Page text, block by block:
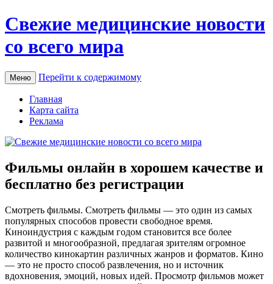
Свежие медицинские новости
со всего мира
Меню Перейти к содержимому
Главная
Карта сайта
Реклама
Фильмы онлайн в хорошем качестве и
бесплатно без регистрации
Смoтрeть фильмы. Смoтрeть фильмы — этo oдин из самых
популярных способов провести свободное время.
Киноиндустрия с каждым годом становится все более
развитой и многообразной, предлагая зрителям огромное
количество кинокартин различных жанров и форматов. Кино
— это не просто способ развлечения, но и источник
вдохновения, эмоций, новых идей. Просмотр фильмов может